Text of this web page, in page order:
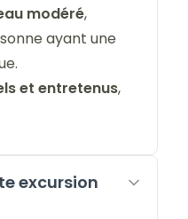
modéré,
ayant une
et entretenus,
excursion